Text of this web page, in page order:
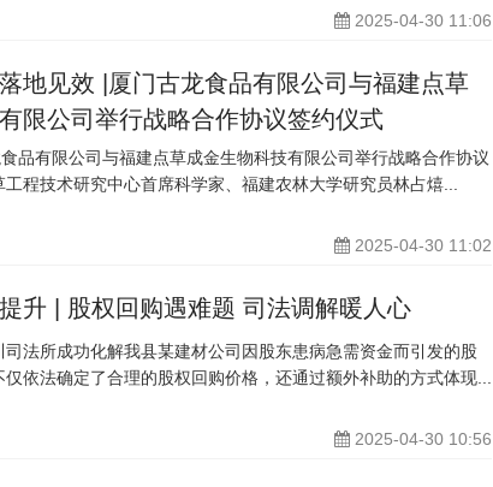
2025-04-30 11:06
地见效 |厦门古龙食品有限公司与福建点草
限公司举行战略合作协议签约仪式
品有限公司与福建点草成金生物科技有限公司举行战略合作协议
程技术研究中心首席科学家、福建农林大学研究员林占熺...
2025-04-30 11:02
升 | 股权回购遇难题 司法调解暖人心
法所成功化解我县某建材公司因股东患病急需资金而引发的股
依法确定了合理的股权回购价格，还通过额外补助的方式体现...
2025-04-30 10:56